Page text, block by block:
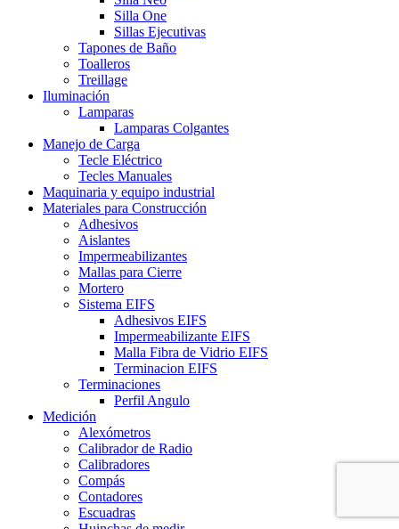
Silla One
Sillas Ejecutivas
Tapones de Baño
Toalleros
Treillage
Iluminación
Lamparas
Lamparas Colgantes
Manejo de Carga
Tecle Eléctrico
Tecles Manuales
Maquinaria y equipo industrial
Materiales para Construcción
Adhesivos
Aislantes
Impermeabilizantes
Mallas para Cierre
Mortero
Sistema EIFS
Adhesivos EIFS
Impermeabilizante EIFS
Malla Fibra de Vidrio EIFS
Terminacion EIFS
Terminaciones
Perfil Angulo
Medición
Alexómetros
Calibrador de Radio
Calibradores
Compás
Contadores
Escuadras